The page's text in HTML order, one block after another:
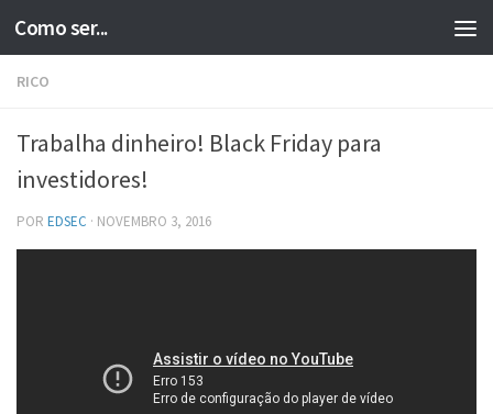
Skip to content
Como ser...
RICO
Trabalha dinheiro! Black Friday para
investidores!
POR EDSEC · NOVEMBRO 3, 2016